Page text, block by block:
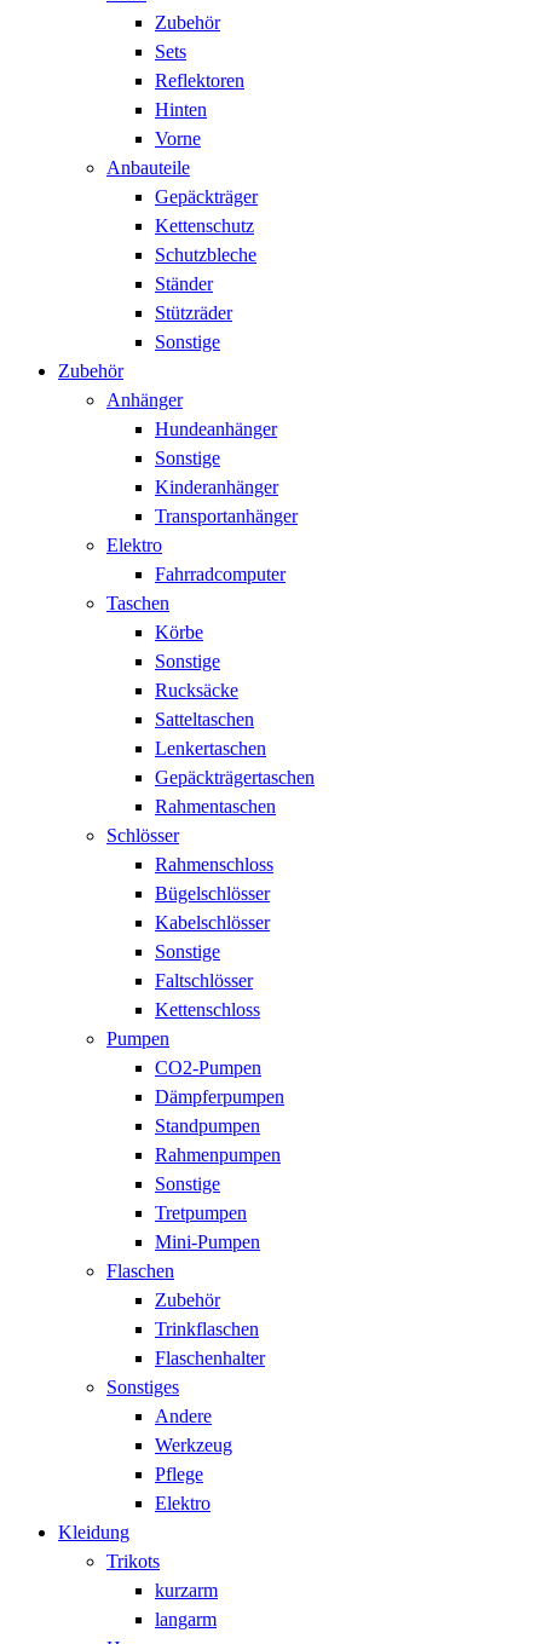
Zubehör
Sets
Reflektoren
Hinten
Vorne
Anbauteile
Gepäckträger
Kettenschutz
Schutzbleche
Ständer
Stützräder
Sonstige
Zubehör
Anhänger
Hundeanhänger
Sonstige
Kinderanhänger
Transportanhänger
Elektro
Fahrradcomputer
Taschen
Körbe
Sonstige
Rucksäcke
Satteltaschen
Lenkertaschen
Gepäckträgertaschen
Rahmentaschen
Schlösser
Rahmenschloss
Bügelschlösser
Kabelschlösser
Sonstige
Faltschlösser
Kettenschloss
Pumpen
CO2-Pumpen
Dämpferpumpen
Standpumpen
Rahmenpumpen
Sonstige
Tretpumpen
Mini-Pumpen
Flaschen
Zubehör
Trinkflaschen
Flaschenhalter
Sonstiges
Andere
Werkzeug
Pflege
Elektro
Kleidung
Trikots
kurzarm
langarm